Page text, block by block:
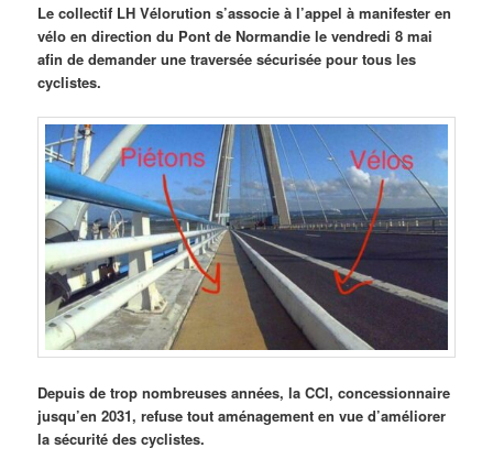
Le collectif LH Vélorution s’associe à l’appel à manifester en
vélo en direction du Pont de Normandie le vendredi 8 mai
afin de demander une traversée sécurisée pour tous les
cyclistes.
Depuis de trop nombreuses années, la CCI, concessionnaire
jusqu’en 2031, refuse tout aménagement en vue d’améliorer
la sécurité des cyclistes.